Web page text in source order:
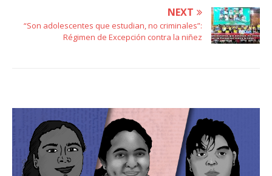
NEXT
“Son adolescentes que estudian, no criminales”:
Régimen de Excepción contra la niñez